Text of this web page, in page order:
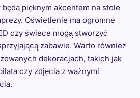
pięknym akcentem na stole
Oświetlenie ma ogromne
czy świece mogą stworzyć
zabawie. Warto również
dekoracjach, takich jak
czy zdjęcia z ważnymi